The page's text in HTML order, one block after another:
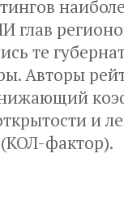
глав
те
Авторы
и
фактор).